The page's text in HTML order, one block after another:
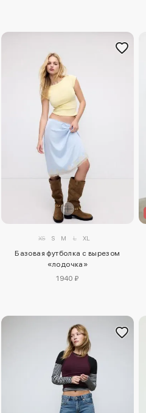
XS S M L XL
Базовая футболка с вырезом
«лодочка»
1940 ₽